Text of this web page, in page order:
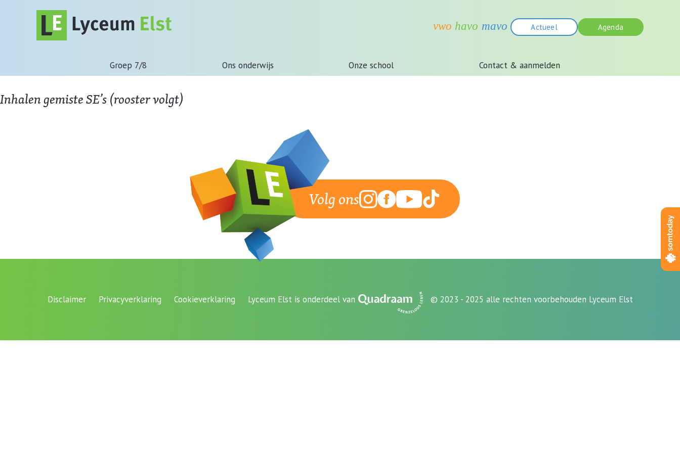
Actueel Agenda
Groep 7/8 Ons onderwijs Onze school Contact & aanmelden
Inhalen gemiste SE’s (rooster volgt)
Volg ons
Disclaimer Privacyverklaring Cookieverklaring Lyceum Elst is onderdeel van © 2023 - 2025 alle rechten voorbehouden Lyceum Elst